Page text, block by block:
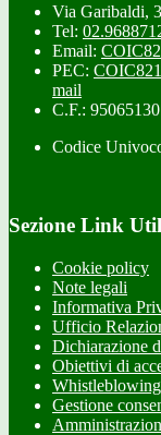
Via Garibaldi,
Tel:
Email:
PEC:
mail
C.F.:
Codice
Sezione Link
Cookie policy
Note legali
Informativa
Ufficio
Dichiarazione
Obiettivi di
Whistleblowing
Gestione